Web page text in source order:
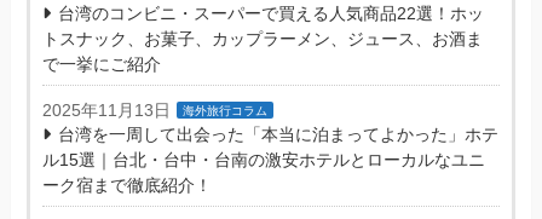
台湾のコンビニ・スーパーで買える人気商品22選！ホッ
トスナック、お菓子、カップラーメン、ジュース、お酒ま
で一挙にご紹介
2025年11月13日 海外旅行コラム
台湾を一周して出会った「本当に泊まってよかった」ホテ
ル15選｜台北・台中・台南の激安ホテルとローカルなユニ
ーク宿まで徹底紹介！